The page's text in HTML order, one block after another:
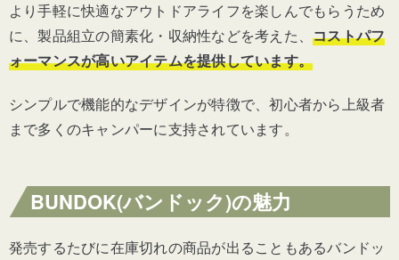
より手軽に快適なアウトドアライフを楽しんでもらうため
に、製品組立の簡素化・収納性などを考えた、コストパフ
ォーマンスが高いアイテムを提供しています。
シンプルで機能的なデザインが特徴で、初心者から上級者
まで多くのキャンパーに支持されています。
BUNDOK(バンドック)の魅力
発売するたびに在庫切れの商品が出ることもあるバンドッ